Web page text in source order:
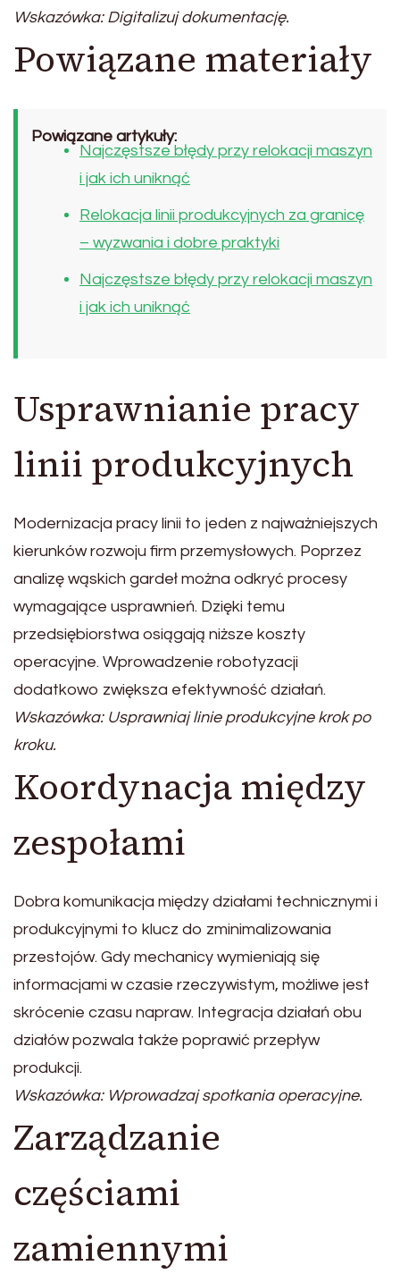
Wskazówka: Digitalizuj dokumentację.
Powiązane materiały
Powiązane artykuły:
Najczęstsze błędy przy relokacji maszyn
i jak ich uniknąć
Relokacja linii produkcyjnych za granicę
– wyzwania i dobre praktyki
Najczęstsze błędy przy relokacji maszyn
i jak ich uniknąć
Usprawnianie pracy
linii produkcyjnych
Modernizacja pracy linii to jeden z najważniejszych
kierunków rozwoju firm przemysłowych. Poprzez
analizę wąskich gardeł można odkryć procesy
wymagające usprawnień. Dzięki temu
przedsiębiorstwa osiągają niższe koszty
operacyjne. Wprowadzenie robotyzacji
dodatkowo zwiększa efektywność działań.
Wskazówka: Usprawniaj linie produkcyjne krok po
kroku.
Koordynacja między
zespołami
Dobra komunikacja między działami technicznymi i
produkcyjnymi to klucz do zminimalizowania
przestojów. Gdy mechanicy wymieniają się
informacjami w czasie rzeczywistym, możliwe jest
skrócenie czasu napraw. Integracja działań obu
działów pozwala także poprawić przepływ
produkcji.
Wskazówka: Wprowadzaj spotkania operacyjne.
Zarządzanie
częściami
zamiennymi